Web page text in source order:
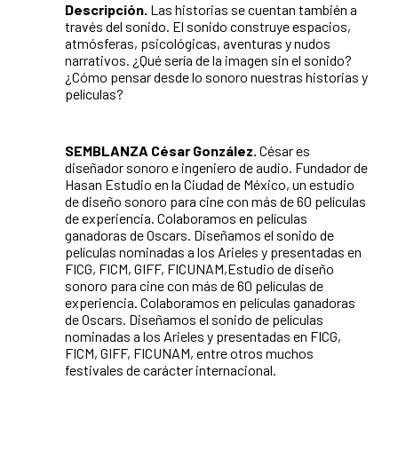
Descripción. Las historias se cuentan también a
través del sonido. El sonido construye espacios,
atmósferas, psicológicas, aventuras y nudos
narrativos. ¿Qué sería de la imagen sin el sonido?
¿Cómo pensar desde lo sonoro nuestras historias y
películas?
SEMBLANZA César González. César es
diseñador sonoro e ingeniero de audio. Fundador de
Hasan Estudio en la Ciudad de México, un estudio
de diseño sonoro para cine con más de 60 películas
de experiencia. Colaboramos en películas
ganadoras de Oscars. Diseñamos el sonido de
películas nominadas a los Arieles y presentadas en
FICG, FICM, GIFF, FICUNAM,Estudio de diseño
sonoro para cine con más de 60 películas de
experiencia. Colaboramos en películas ganadoras
de Oscars. Diseñamos el sonido de películas
nominadas a los Arieles y presentadas en FICG,
FICM, GIFF, FICUNAM, entre otros muchos
festivales de carácter internacional.